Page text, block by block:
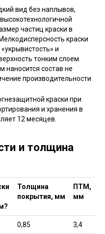
вид без наплывов,
частиц краски в
краски
и
тонким слоем.
наносится состав не
производительности
краски при
и хранения в
12 месяцев.
и толщина
Толщина
покрытия, мм
ПТМ,
мм
0,85 3,4